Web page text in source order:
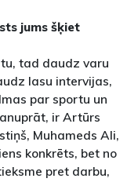
jums šķiet
tad daudz varu
lasu intervijas,
par sportu un
ir Artūrs
Muhameds Ali,
konkrēts, bet no
pret darbu,